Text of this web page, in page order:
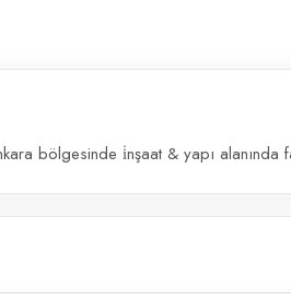
bölgesinde i̇nşaat & yapı alanında